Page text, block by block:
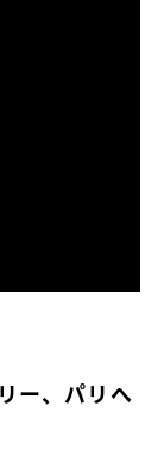
ー、パリへ